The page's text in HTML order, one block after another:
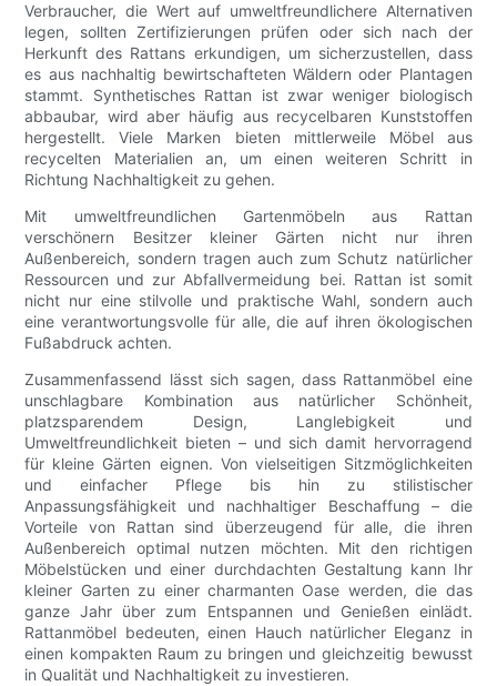
Verbraucher, die Wert auf umweltfreundlichere Alternativen
legen, sollten Zertifizierungen prüfen oder sich nach der
Herkunft des Rattans erkundigen, um sicherzustellen, dass
es aus nachhaltig bewirtschafteten Wäldern oder Plantagen
stammt. Synthetisches Rattan ist zwar weniger biologisch
abbaubar, wird aber häufig aus recycelbaren Kunststoffen
hergestellt. Viele Marken bieten mittlerweile Möbel aus
recycelten Materialien an, um einen weiteren Schritt in
Richtung Nachhaltigkeit zu gehen.
Mit umweltfreundlichen Gartenmöbeln aus Rattan
verschönern Besitzer kleiner Gärten nicht nur ihren
Außenbereich, sondern tragen auch zum Schutz natürlicher
Ressourcen und zur Abfallvermeidung bei. Rattan ist somit
nicht nur eine stilvolle und praktische Wahl, sondern auch
eine verantwortungsvolle für alle, die auf ihren ökologischen
Fußabdruck achten.
Zusammenfassend lässt sich sagen, dass Rattanmöbel eine
unschlagbare Kombination aus natürlicher Schönheit,
platzsparendem Design, Langlebigkeit und
Umweltfreundlichkeit bieten – und sich damit hervorragend
für kleine Gärten eignen. Von vielseitigen Sitzmöglichkeiten
und einfacher Pflege bis hin zu stilistischer
Anpassungsfähigkeit und nachhaltiger Beschaffung – die
Vorteile von Rattan sind überzeugend für alle, die ihren
Außenbereich optimal nutzen möchten. Mit den richtigen
Möbelstücken und einer durchdachten Gestaltung kann Ihr
kleiner Garten zu einer charmanten Oase werden, die das
ganze Jahr über zum Entspannen und Genießen einlädt.
Rattanmöbel bedeuten, einen Hauch natürlicher Eleganz in
einen kompakten Raum zu bringen und gleichzeitig bewusst
in Qualität und Nachhaltigkeit zu investieren.